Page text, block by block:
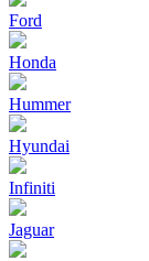
Ford
Honda
Hummer
Hyundai
Infiniti
Jaguar